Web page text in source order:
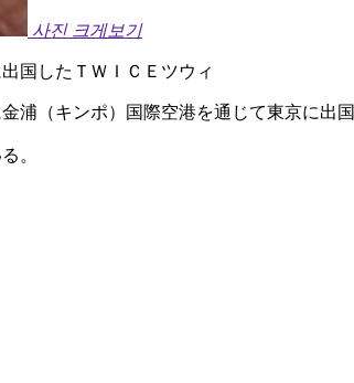
사진 크게보기
国したＴＷＩＣＥツウィ
浦（キンポ）国際空港を通じて東京に出国
。